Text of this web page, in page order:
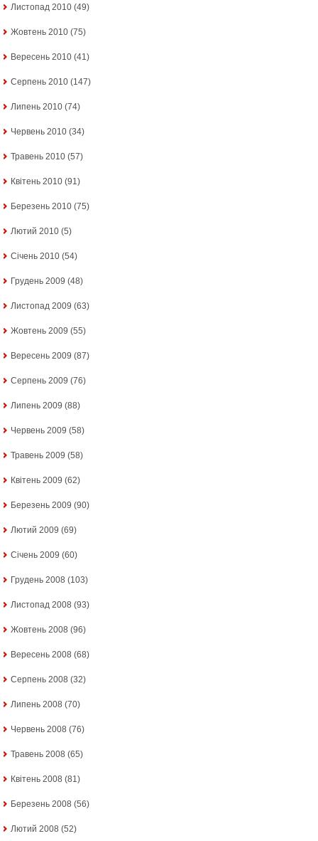
Листопад 2010 (49)
Жовтень 2010 (75)
Вересень 2010 (41)
Серпень 2010 (147)
Липень 2010 (74)
Червень 2010 (34)
Травень 2010 (57)
Квітень 2010 (91)
Березень 2010 (75)
Лютий 2010 (5)
Січень 2010 (54)
Грудень 2009 (48)
Листопад 2009 (63)
Жовтень 2009 (55)
Вересень 2009 (87)
Серпень 2009 (76)
Липень 2009 (88)
Червень 2009 (58)
Травень 2009 (58)
Квітень 2009 (62)
Березень 2009 (90)
Лютий 2009 (69)
Січень 2009 (60)
Грудень 2008 (103)
Листопад 2008 (93)
Жовтень 2008 (96)
Вересень 2008 (68)
Серпень 2008 (32)
Липень 2008 (70)
Червень 2008 (76)
Травень 2008 (65)
Квітень 2008 (81)
Березень 2008 (56)
Лютий 2008 (52)